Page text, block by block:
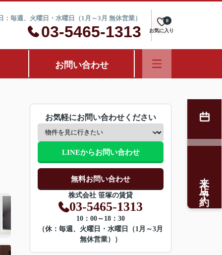
毎週、火曜日・水曜日（1月～3月 無休営業）
03-5465-1313 お気に入り
0
お問い合わせ
お気軽にお問い合わせください
LINEからお問い合わせ
無料お問い合わせ
株式会社 笹塚の賃貸
03-5465-1313
10：00～18：30
（休：毎週、火曜日・水曜日（1月～3月
無休営業））
来店予約